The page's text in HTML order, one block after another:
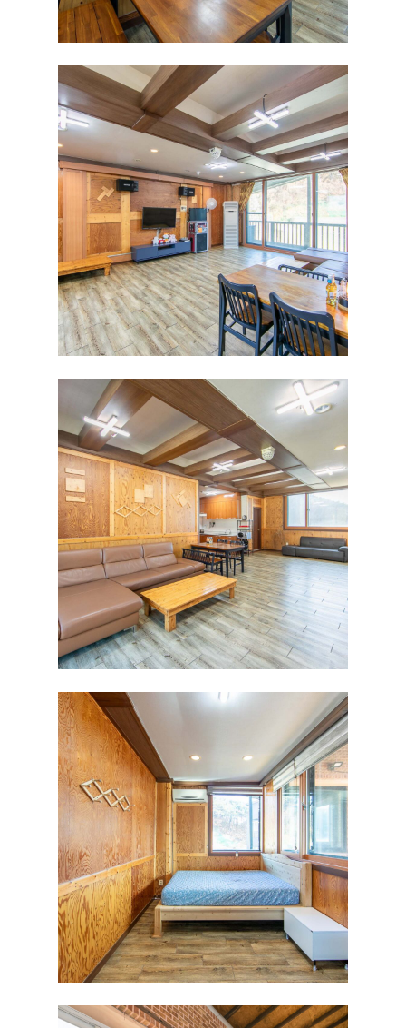
HOME
ABOUT
펜션소개
외부풍경
객실배치도
ROOMS
파도동 101호 (복층
파도동 201, 301
파도동 202, 302
파도동 203 (단체)
파도동 303 (단체)
파도동 401
섬동 101 (단체)
섬동 201 202
섬동 203
섬동 205 (단체)
섬동 303 (단체)
FACILITY
객실별 바베큐 시설
공동 바베큐장
갯벌체험
족구장
수영장
매점
낚시
RESERVATION
예약안내
물때표
TRAVEL